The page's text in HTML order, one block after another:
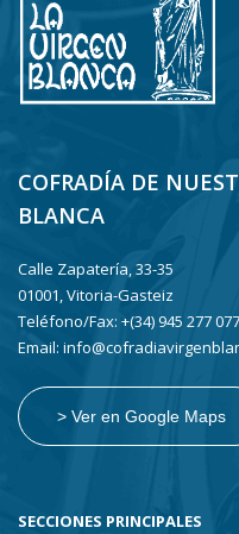
COFRADÍA DE
BLANCA
Calle Zapatería, 33-35
01001, Vitoria-Gasteiz
Teléfono/Fax: +(34) 945 277 077
Email:
> Ver en Google Maps
SECCIONES PRINCIPALES